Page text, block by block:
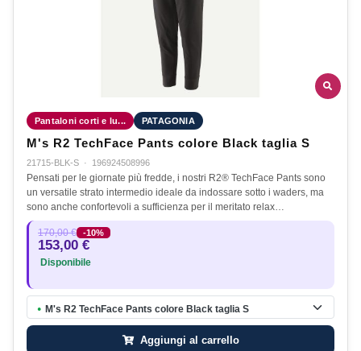
Pantaloni corti e lu... PATAGONIA
M's R2 TechFace Pants colore Black taglia S
21715-BLK-S · 196924508996
Pensati per le giornate più fredde, i nostri R2® TechFace Pants sono
un versatile strato intermedio ideale da indossare sotto i waders, ma
sono anche confortevoli a sufficienza per il meritato relax…
170,00 € -10%
153,00 €
Disponibile
● M's R2 TechFace Pants colore Black taglia S
Aggiungi al carrello